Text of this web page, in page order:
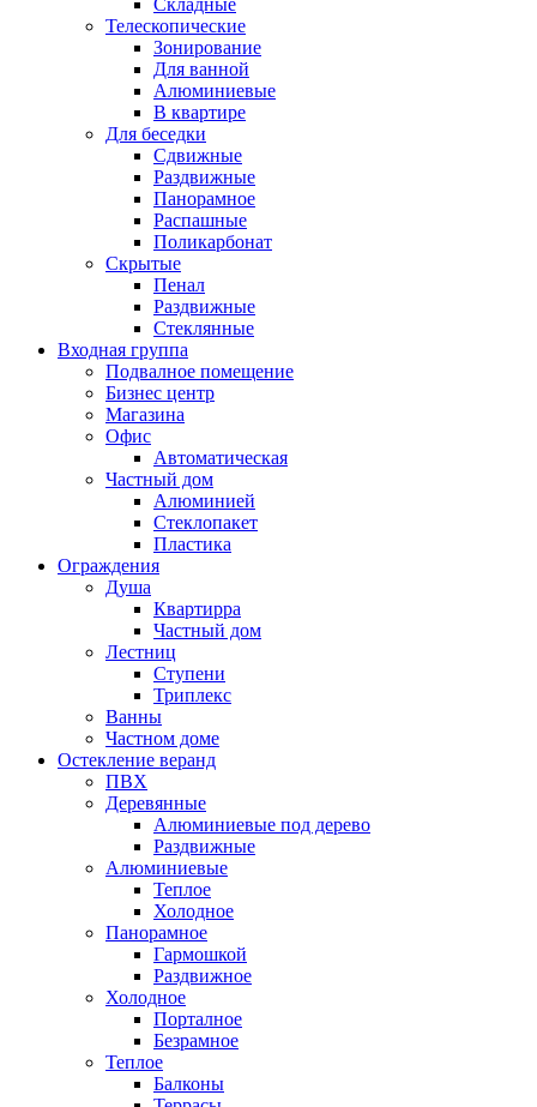
Складные
Телескопические
Зонирование
Для ванной
Алюминиевые
В квартире
Для беседки
Сдвижные
Раздвижные
Панорамное
Распашные
Поликарбонат
Скрытые
Пенал
Раздвижные
Стеклянные
Входная группа
Подвалное помещение
Бизнес центр
Магазина
Офис
Автоматическая
Частный дом
Алюминией
Стеклопакет
Пластика
Ограждения
Душа
Квартирра
Частный дом
Лестниц
Ступени
Триплекс
Ванны
Частном доме
Остекление веранд
ПВХ
Деревянные
Алюминиевые под дерево
Раздвижные
Алюминиевые
Теплое
Холодное
Панорамное
Гармошкой
Раздвижное
Холодное
Порталное
Безрамное
Теплое
Балконы